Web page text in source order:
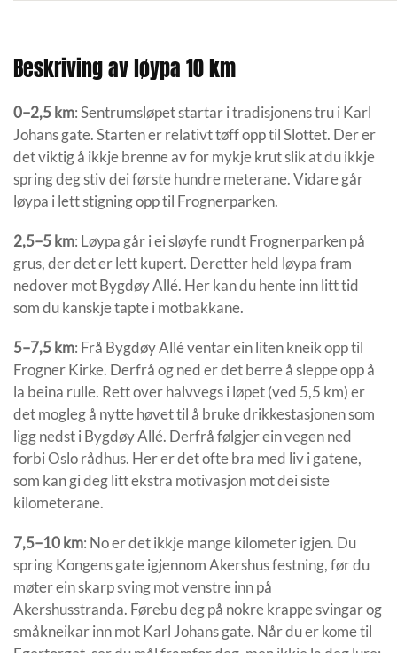
Beskriving av løypa 10 km
0–2,5 km: Sentrumsløpet startar i tradisjonens tru i Karl
Johans gate. Starten er relativt tøff opp til Slottet. Der er
det viktig å ikkje brenne av for mykje krut slik at du ikkje
spring deg stiv dei første hundre meterane. Vidare går
løypa i lett stigning opp til Frognerparken.
2,5–5 km: Løypa går i ei sløyfe rundt Frognerparken på
grus, der det er lett kupert. Deretter held løypa fram
nedover mot Bygdøy Allé. Her kan du hente inn litt tid
som du kanskje tapte i motbakkane.
5–7,5 km: Frå Bygdøy Allé ventar ein liten kneik opp til
Frogner Kirke. Derfrå og ned er det berre å sleppe opp å
la beina rulle. Rett over halvvegs i løpet (ved 5,5 km) er
det mogleg å nytte høvet til å bruke drikkestasjonen som
ligg nedst i Bygdøy Allé. Derfrå følgjer ein vegen ned
forbi Oslo rådhus. Her er det ofte bra med liv i gatene,
som kan gi deg litt ekstra motivasjon mot dei siste
kilometerane.
7,5–10 km: No er det ikkje mange kilometer igjen. Du
spring Kongens gate igjennom Akershus festning, før du
møter ein skarp sving mot venstre inn på
Akershusstranda. Førebu deg på nokre krappe svingar og
småkneikar inn mot Karl Johans gate. Når du er kome til